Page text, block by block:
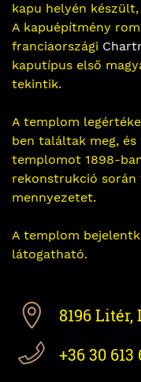
kapu helyén
A kapuépítmény
franciaországi
kaputípus első
tekintik.
A templom
ben találtak meg,
templomot 1898-
rekonstrukció
mennyezetet.
A templom
látogatható.
8196 Litér,
+36 30 613